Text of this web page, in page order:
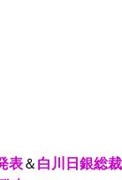
表＆ 白川日銀総